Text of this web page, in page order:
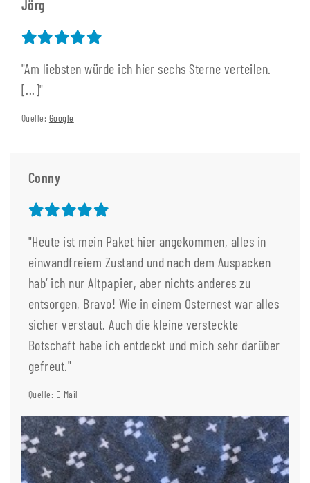
Jörg
"Am liebsten würde ich hier sechs Sterne verteilen.
[...]"
Quelle: Google
Conny
"Heute ist mein Paket hier angekommen, alles in
einwandfreiem Zustand und nach dem Auspacken
hab‘ ich nur Altpapier, aber nichts anderes zu
entsorgen, Bravo! Wie in einem Osternest war alles
sicher verstaut. Auch die kleine versteckte
Botschaft habe ich entdeckt und mich sehr darüber
gefreut."
Quelle: E-Mail